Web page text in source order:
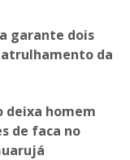
garante dois
da
deixa homem
de faca no